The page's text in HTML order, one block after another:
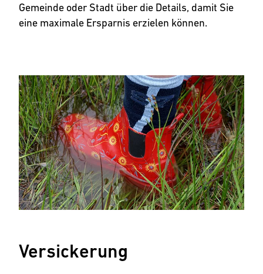
Gemeinde oder Stadt über die Details, damit Sie
eine maximale Ersparnis erzielen können.
Versickerung